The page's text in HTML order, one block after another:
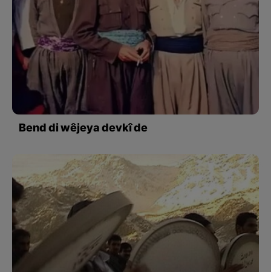
Bend di wêjeya devkî de